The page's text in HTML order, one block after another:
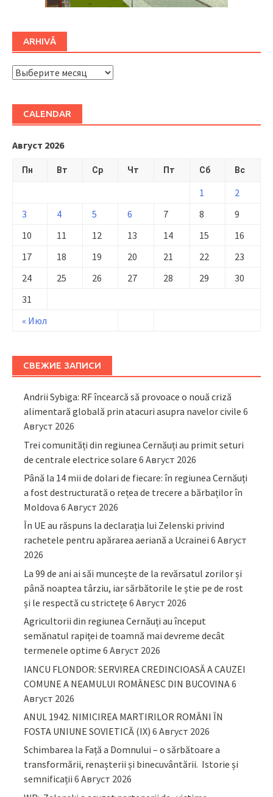
ARHIVĂ
ARHIVĂ
CALENDAR
Август 2026
Пн Вт Ср Чт Пт Сб Вс
« Июл
1
2
3
4 5 6 7 8
9
10
11 12 13 14 15
16
17
18 19 20 21 22
23
24
25 26 27 28 29
30
31
СВЕЖИЕ ЗАПИСИ
Andrii Sybiga: RF încearcă să provoace o nouă criză
alimentară globală prin atacuri asupra navelor civile 6
Август 2026
Trei comunități din regiunea Cernăuți au primit seturi
de centrale electrice solare 6 Август 2026
Până la 14 mii de dolari de fiecare: în regiunea Cernăuți
a fost destructurată o rețea de trecere a bărbaților în
Moldova 6 Август 2026
În UE au răspuns la declarația lui Zelenski privind
rachetele pentru apărarea aeriană a Ucrainei 6 Август
2026
La 99 de ani ai săi muncește de la revărsatul zorilor și
până noaptea târziu, iar sărbătorile le știe pe de rost
și le respectă cu strictețe 6 Август 2026
Agricultorii din regiunea Cernăuți au început
semănatul rapiței de toamnă mai devreme decât
termenele optime 6 Август 2026
IANCU FLONDOR: SERVIREA CREDINCIOASĂ A CAUZEI
COMUNE A NEAMULUI ROMÂNESC DIN BUCOVINA6
Август 2026
ANUL 1942. NIMICIREA MARTIRILOR ROMÂNI ÎN
FOSTA UNIUNE SOVIETICĂ (IX) 6 Август 2026
Schimbarea la Față a Domnului – o sărbătoare a
transformării, renașterii și binecuvântării. Istorie și
semnificații 6 Август 2026